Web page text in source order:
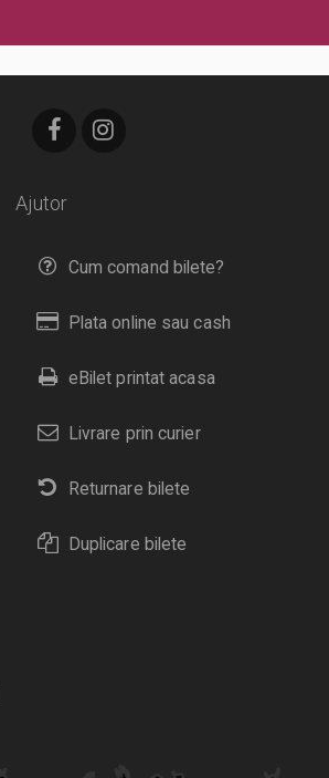
Ajutor
Cum comand bilete?
Plata online sau cash
eBilet printat acasa
Livrare prin curier
Returnare bilete
Duplicare bilete